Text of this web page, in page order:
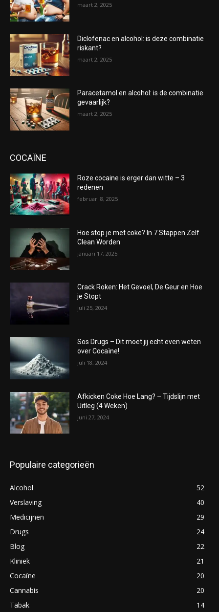
maart 2, 2025
Diclofenac en alcohol: is deze combinatie
riskant?
maart 2, 2025
Paracetamol en alcohol: is de combinatie
gevaarlijk?
maart 2, 2025
COCAÏNE
Roze cocaine is erger dan witte – 3
redenen
februari 8, 2025
Hoe stop je met coke? In 7 Stappen Zelf
Clean Worden
januari 17, 2025
Crack Roken: Het Gevoel, De Geur en Hoe
je Stopt
juli 25, 2024
Sos Drugs – Dit moet jij echt even weten
over Cocaïne!
juli 18, 2024
Afkicken Coke Hoe Lang? – Tijdslijn met
Uitleg (4 Weken)
juni 27, 2024
Populaire categorieën
Alcohol
52
Verslaving
40
Medicijnen
29
Drugs
24
Blog
22
Kliniek
21
Cocaïne
20
Cannabis
20
Tabak
14